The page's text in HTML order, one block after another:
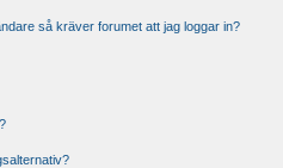
så kräver forumet att jag loggar in?